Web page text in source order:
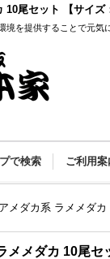
尾セット 【サイズ
を提供することで元気
で検索 ご利用案
メダカ系 ラメメダカ
メダカ 10尾セ